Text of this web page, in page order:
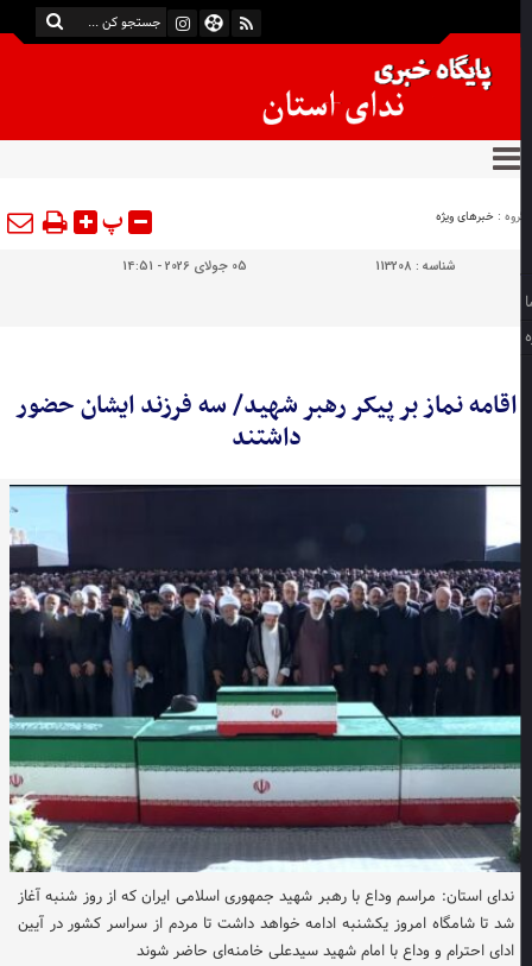
:خبرهای ویژه پ
شناسه :113208 05 جولای 2026 - 14:51
اقامه نماز بر پیکر رهبر شهید/ سه فرزند ایشان حضور
داشتند
ندای استان: مراسم وداع با رهبر شهید جمهوری اسلامی ایران که از روز شنبه آغاز
شد تا شامگاه امروز یکشنبه ادامه خواهد داشت تا مردم از سراسر کشور در آیین
ادای احترام و وداع با امام شهید سیدعلی خامنه‌ای حاضر شوند